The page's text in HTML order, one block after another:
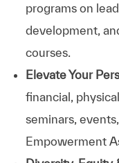
programs on
development,
courses.
Elevate Your
financial,
seminars,
Empowerment